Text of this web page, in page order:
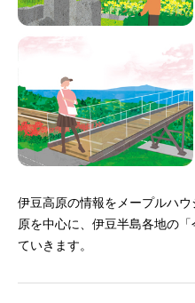
伊豆高原の情報をメープルハウ
原を中心に、伊豆半島各地の
ていきます。